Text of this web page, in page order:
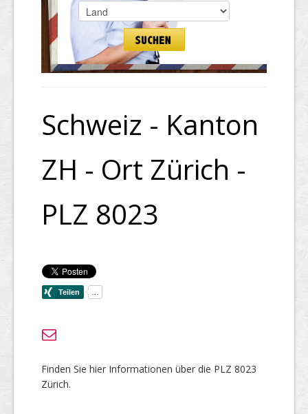
Schweiz - Kanton
ZH - Ort Zürich -
PLZ 8023
Finden Sie hier Informationen über die PLZ 8023
Zürich.